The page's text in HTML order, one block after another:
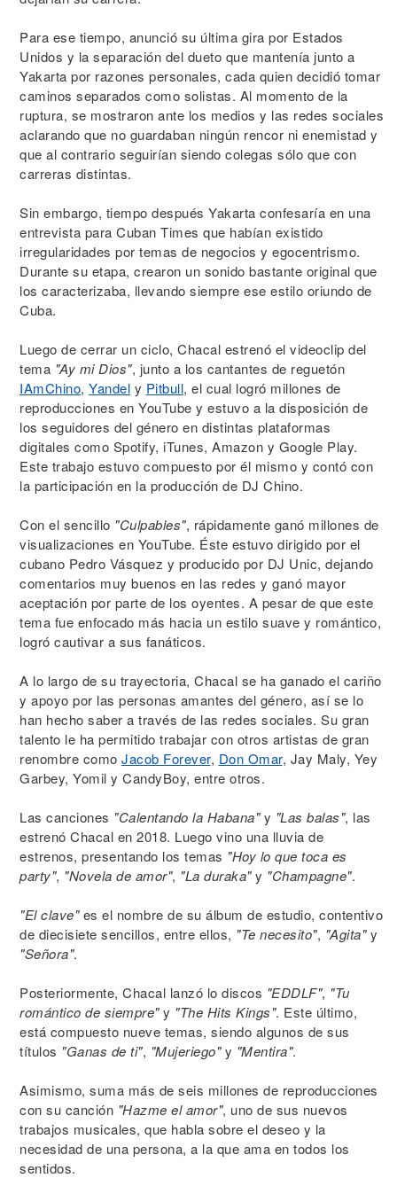
Para ese tiempo, anunció su última gira por Estados
Unidos y la separación del dueto que mantenía junto a
Yakarta por razones personales, cada quien decidió tomar
caminos separados como solistas. Al momento de la
ruptura, se mostraron ante los medios y las redes sociales
aclarando que no guardaban ningún rencor ni enemistad y
que al contrario seguirían siendo colegas sólo que con
carreras distintas.
Sin embargo, tiempo después Yakarta confesaría en una
entrevista para Cuban Times que habían existido
irregularidades por temas de negocios y egocentrismo.
Durante su etapa, crearon un sonido bastante original que
los caracterizaba, llevando siempre ese estilo oriundo de
Cuba.
Luego de cerrar un ciclo, Chacal estrenó el videoclip del
tema "Ay mi Dios", junto a los cantantes de reguetón
IAmChino, Yandel y Pitbull, el cual logró millones de
reproducciones en YouTube y estuvo a la disposición de
los seguidores del género en distintas plataformas
digitales como Spotify, iTunes, Amazon y Google Play.
Este trabajo estuvo compuesto por él mismo y contó con
la participación en la producción de DJ Chino.
Con el sencillo "Culpables", rápidamente ganó millones de
visualizaciones en YouTube. Éste estuvo dirigido por el
cubano Pedro Vásquez y producido por DJ Unic, dejando
comentarios muy buenos en las redes y ganó mayor
aceptación por parte de los oyentes. A pesar de que este
tema fue enfocado más hacia un estilo suave y romántico,
logró cautivar a sus fanáticos.
A lo largo de su trayectoria, Chacal se ha ganado el cariño
y apoyo por las personas amantes del género, así se lo
han hecho saber a través de las redes sociales. Su gran
talento le ha permitido trabajar con otros artistas de gran
renombre como Jacob Forever, Don Omar, Jay Maly, Yey
Garbey, Yomil y CandyBoy, entre otros.
Las canciones "Calentando la Habana"y "Las balas", las
estrenó Chacal en 2018. Luego vino una lluvia de
estrenos, presentando los temas "Hoy lo que toca es
party", "Novela de amor", "La duraka"y "Champagne".
"El clave"es el nombre de su álbum de estudio, contentivo
de diecisiete sencillos, entre ellos, "Te necesito", "Agita"y
"Señora".
Posteriormente, Chacal lanzó lo discos "EDDLF", "Tu
romántico de siempre"y "The Hits Kings". Este último,
está compuesto nueve temas, siendo algunos de sus
títulos "Ganas de ti", "Mujeriego"y "Mentira".
Asimismo, suma más de seis millones de reproducciones
con su canción "Hazme el amor", uno de sus nuevos
trabajos musicales, que habla sobre el deseo y la
necesidad de una persona, a la que ama en todos los
sentidos.